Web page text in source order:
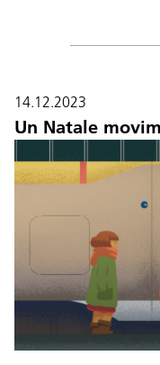
14.12.2023
Un Natale